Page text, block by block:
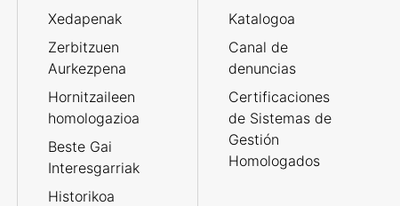
Xedapenak
Zerbitzuen
Aurkezpena
Hornitzaileen
homologazioa
Beste Gai
Interesgarriak
Historikoa
Katalogoa
Canal de
denuncias
Certificaciones
de Sistemas de
Gestión
Homologados